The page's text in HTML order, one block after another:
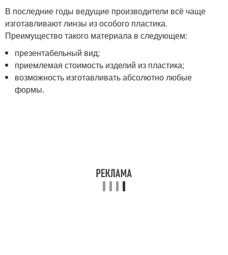
В последние годы ведущие производители всё чаще
изготавливают линзы из особого пластика.
Преимущество такого материала в следующем:
презентабельный вид;
приемлемая стоимость изделий из пластика;
возможность изготавливать абсолютно любые
формы.